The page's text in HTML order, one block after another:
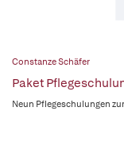
Constanze Schäfer
Paket
Neun Pflegeschulungen